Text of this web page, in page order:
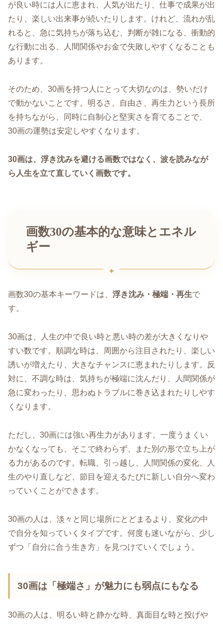
が良い時には人に恵まれ、人気が出たり、仕事で成果が出
たり、楽しい出来事が続いたりします。けれど、流れが乱
れると、急に気持ちが落ち込む、判断が雑になる、衝動的
な行動に出る、人間関係やお金で失敗しやすくなることも
あります。
そのため、30画を持つ人にとって大切なのは、勢いだけ
で動かないことです。明るさ、自由さ、再生力という長所
を持ちながら、同時に自制心と堅実さを育てることで、
30画の運勢は安定しやすくなります。
30画は、浮き沈みを避ける画数ではなく、波を読みなが
ら人生を立て直していく画数です。
画数30の基本的な意味とエネル
ギー
画数30の基本キーワードは、 浮き沈み・極端・再生で
す。
30画は、人生の中で良い時と悪い時の差が大きくなりや
すい数です。順調な時は、周囲から注目されたり、楽しい
誘いが増えたり、大きなチャンスに恵まれたりします。反
対に、不調な時は、気持ちが極端に沈んだり、人間関係が
急に変わったり、思わぬトラブルに巻き込まれたりしやす
くなります。
ただし、30画には強い再生力があります。一度うまくい
かなくなっても、そこで終わらず、また別の形で立ち上が
る力があるのです。転職、引っ越し、人間関係の変化、人
生のやり直しなど、節目を迎えるたびに新しい自分へ変わ
っていくことができます。
30画の人は、淡々と同じ場所にとどまるより、変化の中
で自分を知っていくタイプです。何度も迷いながら、少し
ずつ「自分に合う生き方」を見つけていくでしょう。
30画は「極端さ」が魅力にも弱点にもなる
30画の人は、明るい時と静かな時、真面目な時と投げや